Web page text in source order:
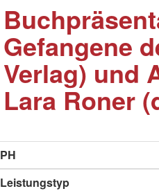
Gefangene
Verlag) und
Lara Roner
PH
Leistungstyp